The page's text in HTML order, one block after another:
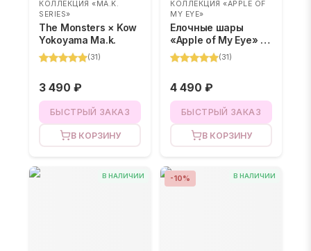
КОЛЛЕКЦИЯ «MA.K.
SERIES»
The Monsters × Kow
Yokoyama Ma.k.
(31 )
3 490 ₽
БЫСТРЫЙ ЗАКАЗ
В КОРЗИНУ
КОЛЛЕКЦИЯ «APPLE OF
MY EYE»
Елочные шары
«Apple of My Eye» –
BLIND BOX(31 )
4 490 ₽
БЫСТРЫЙ ЗАКАЗ
В КОРЗИНУ
В НАЛИЧИИ В НАЛИЧИИ
-10%